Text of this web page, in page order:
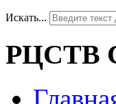
Искать...
РЦСТВ